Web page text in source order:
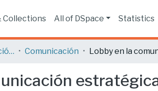
Collections All of DSpace Statistics
Facultad de Comunicación y Tecnologías de la Información Comunicación